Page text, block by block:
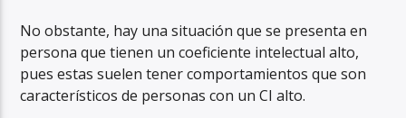
No obstante, hay una situación que se presenta en
persona que tienen un coeficiente intelectual alto,
pues estas suelen tener comportamientos que son
característicos de personas con un CI alto.